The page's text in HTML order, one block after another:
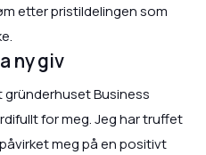
etter pristildelingen som
ny giv
gründerhuset Business
for meg. Jeg har truffet
meg på en positivt